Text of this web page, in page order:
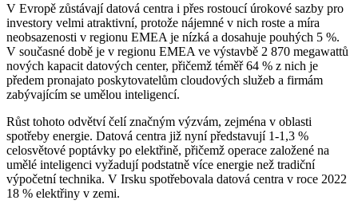
V Evropě zůstávají datová centra i přes rostoucí úrokové sazby pro
investory velmi atraktivní, protože nájemné v nich roste a míra
neobsazenosti v regionu EMEA je nízká a dosahuje pouhých 5 %.
V současné době je v regionu EMEA ve výstavbě 2 870 megawattů
nových kapacit datových center, přičemž téměř 64 % z nich je
předem pronajato poskytovatelům cloudových služeb a firmám
zabývajícím se umělou inteligencí.
Růst tohoto odvětví čelí značným výzvám, zejména v oblasti
spotřeby energie. Datová centra již nyní představují 1-1,3 %
celosvětové poptávky po elektřině, přičemž operace založené na
umělé inteligenci vyžadují podstatně více energie než tradiční
výpočetní technika. V Irsku spotřebovala datová centra v roce 2022
18 % elektřiny v zemi.